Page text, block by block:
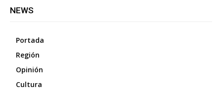
NEWS
Portada
Región
Opinión
Cultura